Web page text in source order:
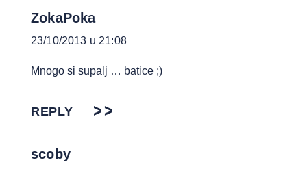
ZokaPoka
23/10/2013 u 21:08
Mnogo si supalj … batice ;)
REPLY
scoby